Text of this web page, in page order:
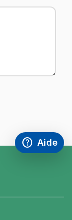
help
Accéder à
Aide
,Ce lien